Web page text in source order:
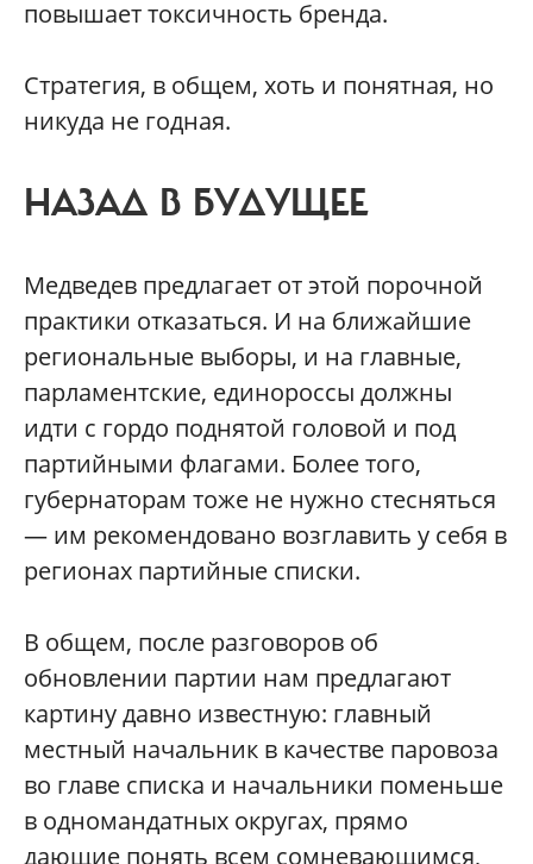
повышает токсичность бренда.
Стратегия, в общем, хоть и понятная, но
никуда не годная.
НАЗАД В БУДУЩЕЕ
Медведев предлагает от этой порочной
практики отказаться. И на ближайшие
региональные выборы, и на главные,
парламентские, единороссы должны
идти с гордо поднятой головой и под
партийными флагами. Более того,
губернаторам тоже не нужно стесняться
— им рекомендовано возглавить у себя в
регионах партийные списки.
В общем, после разговоров об
обновлении партии нам предлагают
картину давно известную: главный
местный начальник в качестве паровоза
во главе списка и начальники поменьше
в одномандатных округах, прямо
дающие понять всем сомневающимся,